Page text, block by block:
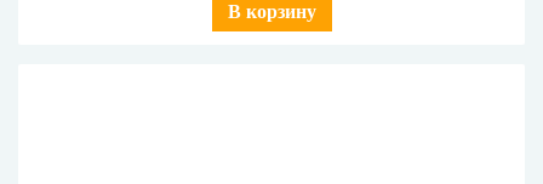
В корзину